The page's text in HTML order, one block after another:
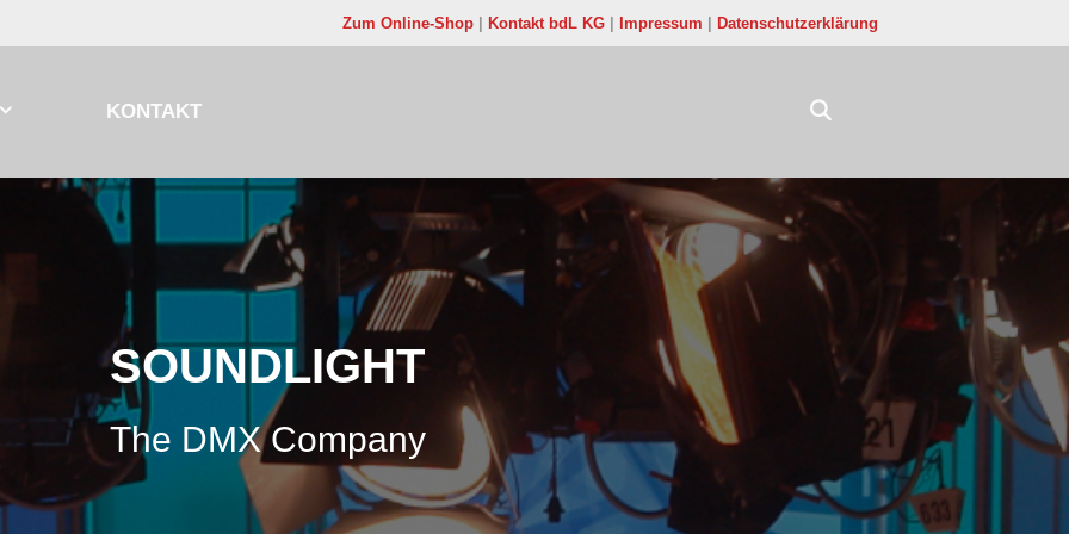
Zum Online-Shop Kontakt bdL KG Impressum Datenschutzerklärung
KONTAKT
SOUNDLIGHT
The DMX Company